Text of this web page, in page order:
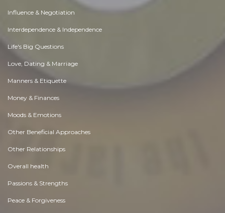
Influence & Negotiation
Interdependence & Independence
Life's Big Questions
Love, Dating & Marriage
Manners & Etiquette
Money & Finances
Moods & Emotions
Other Beneficial Approaches
Other Relationships
Overall health
Passions & Strengths
Peace & Forgiveness